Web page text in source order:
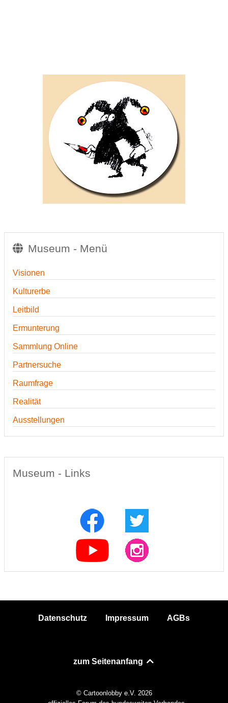
Museum - Menü
Visionen
Kulturerbe
Leitbild
Ermunterung
Sammlung Online
Partnersuche
Raumfrage
Realität
Ausstellungen
Museum - Links
Datenschutz Impressum AGBs
zum Seitenanfang
© Cartoonlobby e.V. 2026